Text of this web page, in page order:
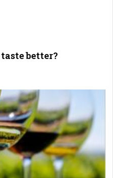
better?